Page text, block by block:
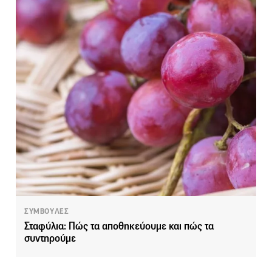
ΣΥΜΒΟΥΛΕΣ
Σταφύλια: Πώς τα αποθηκεύουμε και πώς τα
συντηρούμε